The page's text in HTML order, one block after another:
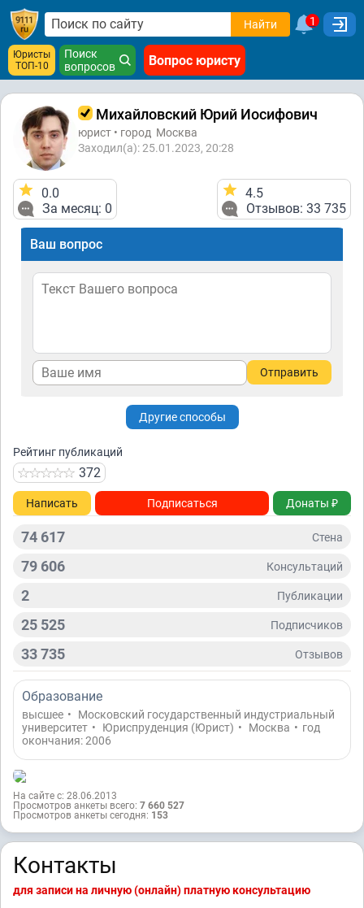
Найти 1
Юристы
ТОП-10
Поиск
вопросов
Вопрос юристу
Михайловский Юрий Иосифович
юрист • город Москва
Заходил(а): 25.01.2023, 20:28
0.0
За месяц: 0
4.5
Отзывов: 33 735
Ваш вопрос
Отправить
Другие способы
Рейтинг публикаций
372
Написать Подписаться Донаты ₽
74 617 Стена
79 606 Консультаций
2 Публикации
25 525 Подписчиков
33 735 Отзывов
Образование
высшее •
Московский государственный индустриальный
университет • Юриспруденция (Юрист) • Москва • год
окончания: 2006
На сайте с: 28.06.2013
Просмотров анкеты всего: 7 660 527
Просмотров анкеты сегодня: 153
Контакты
для записи на личную (онлайн) платную консультацию